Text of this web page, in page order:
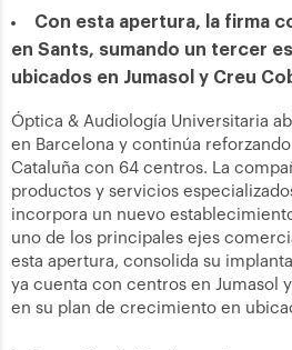
Con esta apertura, la firma
en Sants, sumando un tercer
ubicados en Jumasol y Creu
Óptica & Audiología Universitaria
en Barcelona y continúa
Cataluña con 64 centros. La
productos y servicios
incorpora un nuevo
uno de los principales ejes
esta apertura, consolida su
ya cuenta con centros en Jumasol
en su plan de crecimiento en